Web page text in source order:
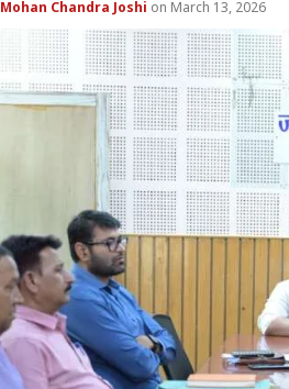
Mohan Chandra Joshi March 13, 2026